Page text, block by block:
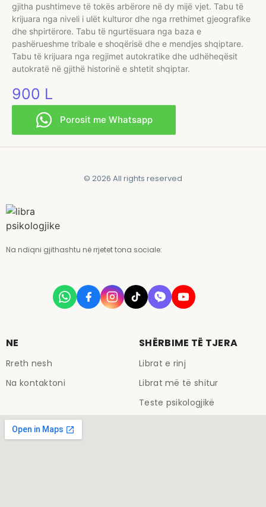
gjitha pushtimeve të tokës arbërore në dy mijë vjet. Tabu të
krijuara nga niveli i ulët kulturor dhe nga rrethimet gjeografike
dhe shpirtërore. Tabu të ngurtësuara nga baza e
pashërueshme tribale e shoqërisë dhe e mendjes shqiptare.
Tabu të krijuara nga regjimet autokratike dhe udhëheqësit
autokratë në gjithë historinë e shtetit shqiptar.
900 L
Porosit me Whatsapp
© 2026 All rights reserved
Na ndiqni gjithashtu në rrjetet tona sociale:
NE
Rreth nesh
Na kontaktoni
SHËRBIME TË TJERA
Librat e rinj
Librat më të shitur
Teste psikologjikë